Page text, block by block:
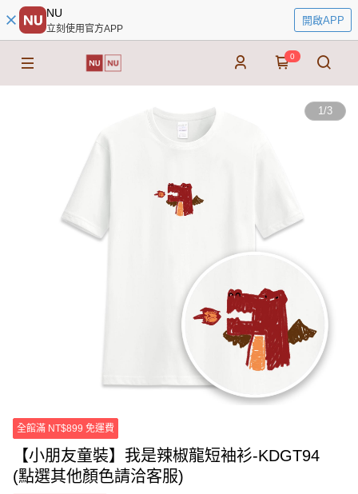
NU
立刻使用官方APP
開啟APP
0
1/3
全館滿 NT$899 免運費
【小朋友童裝】我是辣椒龍短袖衫-KDGT94
(點選其他顏色請洽客服)